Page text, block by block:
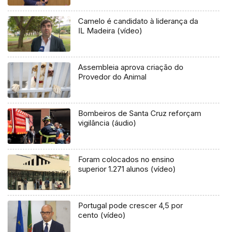
Camelo é candidato à liderança da
IL Madeira (vídeo)
Assembleia aprova criação do
Provedor do Animal
Bombeiros de Santa Cruz reforçam
vigilância (áudio)
Foram colocados no ensino
superior 1.271 alunos (vídeo)
Portugal pode crescer 4,5 por
cento (vídeo)